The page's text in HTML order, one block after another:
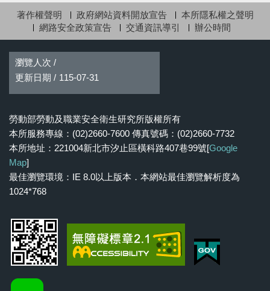
著作權聲明 政府網站資料開放宣告
本所隱私權之聲明
網路安全政策宣告
交通資訊導引 辦公時間
瀏覽人次 /
更新日期 / 115-07-31
勞動部勞動及職業安全衛生研究所版權所有
本所服務專線：(02)2660-7600 傳真號碼：(02)2660-7732
本所地址：221004新北市汐止區橫科路407巷99號[Google
Map]
最佳瀏覽環境：IE 8.0以上版本．本網站最佳瀏覽解析度為
1024*768